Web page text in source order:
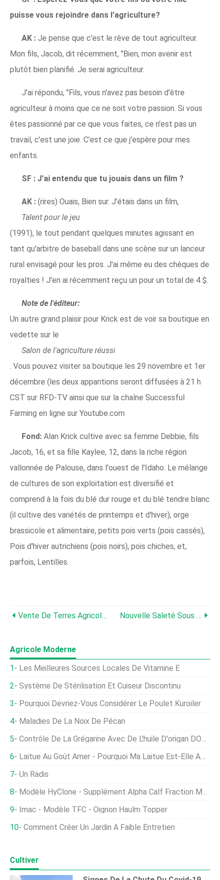
puisse vous rejoindre dans l'agriculture?
AK : Je pense que c'est le rêve de tout agriculteur.
Mon fils, Jacob, dit récemment, "Bien, mon avenir est
plutôt bien planifié. Je serai agriculteur.
J'ai répondu, "Fils, vous n'avez pas besoin d'être
agriculteur à moins que ce ne soit votre passion. Si vous
êtes passionné par ce que vous faites, ce n'est pas un
travail, c'est une joie. C'est ce que j'espère pour mes
enfants.
SF : J'ai entendu que tu jouais dans un film ?
AK : (rires) Ouais, Bien sur. J'étais dans un film,
Talent pour le jeu
(1991), le tout pendant quelques minutes agissant en
tant qu'arbitre de baseball dans une scène sur un lanceur
rural envisagé pour les pros. J'ai même eu des chèques de
royalties ! J'en ai récemment reçu un pour un total de 4 $.
Note de l'éditeur:
Un autre grand plaisir pour Krick est de voir sa boutique en
vedette sur le
Salon de l'agriculture réussi
. Vous pouvez visiter sa boutique les 29 novembre et 1er
décembre (les deux apparitions seront diffusées à 21 h
CST sur RFD-TV ainsi que sur la chaîne Successful
Farming en ligne sur Youtube.com
Fond: Alan Krick cultive avec sa femme Debbie, fils
Jacob, 16, et sa fille Kaylee, 12, dans la riche région
vallonnée de Palouse, dans l'ouest de l'Idaho. Le mélange
de cultures de son exploitation est diversifié et
comprend à la fois du blé dur rouge et du blé tendre blanc
(il cultive des variétés de printemps et d'hiver), orge
brassicole et alimentaire, petits pois verts (pois cassés),
Pois d'hiver autrichiens (pois noirs), pois chiches, et,
parfois, Lentilles.
Vente De Terres Agricoles :quarts Irrigués Du Nebraska En Moyenne 9 $, 779 Par Acre Nouvelle Saleté Sous L'ancien Plan
Agricole Moderne
Les Meilleures Sources Locales De Vitamine E
Système De Stérilisation Et Cuiseur Discontinu
Pourquoi Devriez-Vous Considérer Le Poulet Kuroiler
Maladies De La Noix De Pécan
Contrôle De La Grégarine Avec De L'huile D'origan DOSTO® Dans Les Étangs Commerciaux De Terre À Crevettes
Laitue Au Goût Amer - Pourquoi Ma Laitue Est-Elle Amère?
Un Radis
Modèle HyClone - Supplément Alpha Calf Fraction Media, Origine Américaine
Imac - Modèle TFC - Oignon Haulm Topper
Comment Créer Un Jardin À Faible Entretien
Cultiver